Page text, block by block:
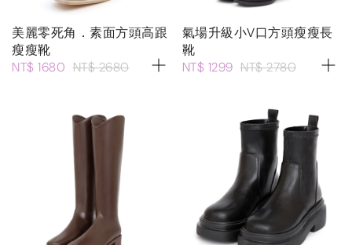
美麗零死角．素面方頭高跟
瘦瘦靴
NT$ 1680 NT$ 2680
氣場升級小V口方頭瘦瘦長
靴
NT$ 1299 NT$ 2780